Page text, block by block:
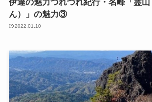
伊達の魅力つれづれ紀行・名峰「霊
ん）」の魅力③
2022.01.10